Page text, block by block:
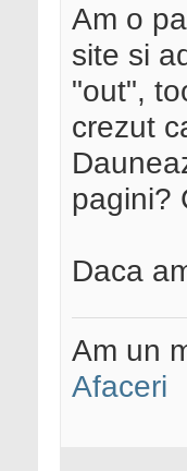
Am o
site si
"out",
crezut
pagini?
Daca
Am un
Afaceri